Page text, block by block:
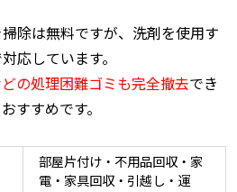
除は無料ですが、洗剤を使用す
応しています。
の処理困難ゴミも完全撤去でき
すすめです。
部屋片付け・不用品回収・家
電・家具回収・引越し・運